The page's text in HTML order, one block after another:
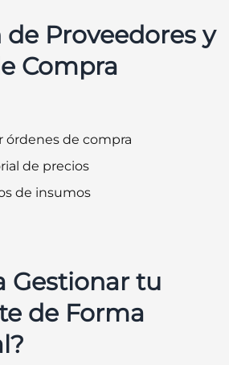
de Proveedores y
Compra
órdenes de compra
de precios
de insumos
Gestionar tu
de Forma